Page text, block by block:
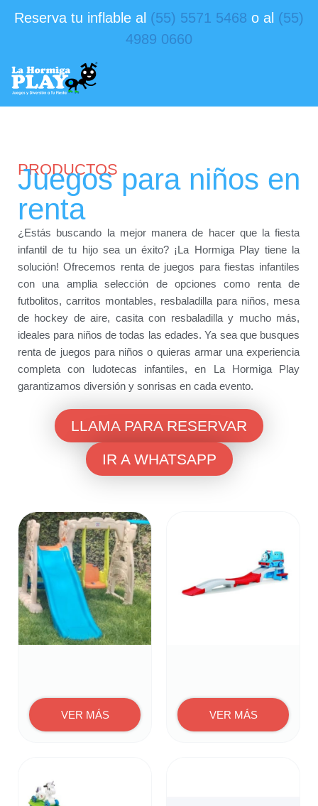
Reserva tu inflable al (55) 5571 5468 o al (55)
4989 0660
PRODUCTOS
Juegos para niños en
renta
¿Estás buscando la mejor manera de hacer que la fiesta
infantil de tu hijo sea un éxito? ¡La Hormiga Play tiene la
solución! Ofrecemos renta de juegos para fiestas infantiles
con una amplia selección de opciones como renta de
futbolitos, carritos montables, resbaladilla para niños, mesa
de hockey de aire, casita con resbaladilla y mucho más,
ideales para niños de todas las edades. Ya sea que busques
renta de juegos para niños o quieras armar una experiencia
completa con ludotecas infantiles, en La Hormiga Play
garantizamos diversión y sonrisas en cada evento.
LLAMA PARA RESERVAR
IR A WHATSAPP
VER MÁS VER MÁS